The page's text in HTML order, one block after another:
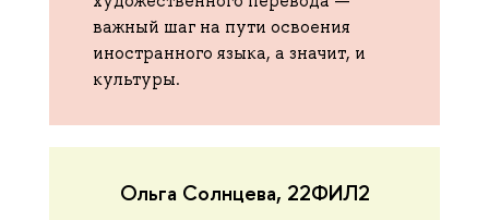
важный шаг на пути освоения
иностранного языка, а значит, и
культуры.
Ольга Солнцева, 22ФИЛ2